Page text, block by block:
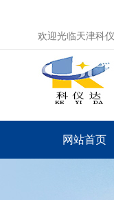
欢迎光临天津科
网站首页